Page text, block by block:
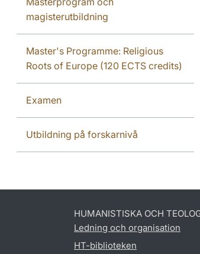
magisterutbildning
Master's Programme: Religious
Roots of Europe (120 ECTS credits)
Examen
Utbildning på forskarnivå
HUMANISTISKA OCH
Ledning och organisation
HT-biblioteken